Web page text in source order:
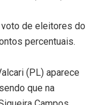
de eleitores do
percentuais.
(PL) aparece
que na